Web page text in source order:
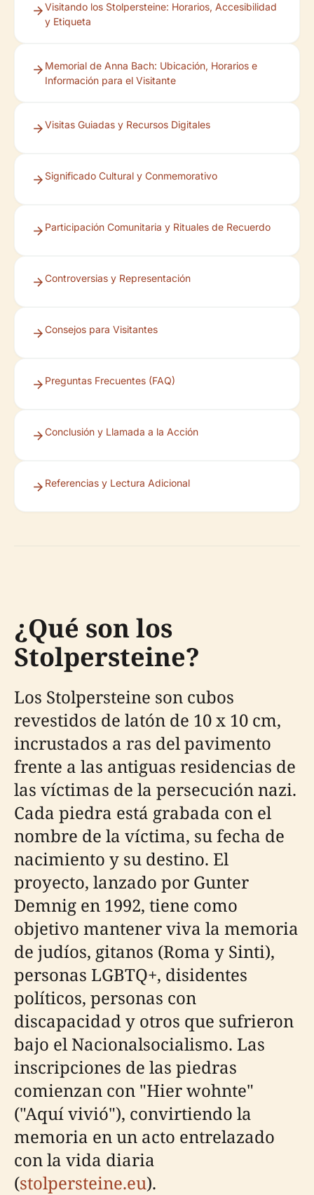
Visitando los Stolpersteine: Horarios, Accesibilidad
y Etiqueta
Memorial de Anna Bach: Ubicación, Horarios e
Información para el Visitante
Visitas Guiadas y Recursos Digitales
Significado Cultural y Conmemorativo
Participación Comunitaria y Rituales de Recuerdo
Controversias y Representación
Consejos para Visitantes
Preguntas Frecuentes (FAQ)
Conclusión y Llamada a la Acción
Referencias y Lectura Adicional
¿Qué son los
Stolpersteine?
Los Stolpersteine son cubos
revestidos de latón de 10 x 10 cm,
incrustados a ras del pavimento
frente a las antiguas residencias de
las víctimas de la persecución nazi.
Cada piedra está grabada con el
nombre de la víctima, su fecha de
nacimiento y su destino. El
proyecto, lanzado por Gunter
Demnig en 1992, tiene como
objetivo mantener viva la memoria
de judíos, gitanos (Roma y Sinti),
personas LGBTQ+, disidentes
políticos, personas con
discapacidad y otros que sufrieron
bajo el Nacionalsocialismo. Las
inscripciones de las piedras
comienzan con "Hier wohnte"
("Aquí vivió"), convirtiendo la
memoria en un acto entrelazado
con la vida diaria
(stolpersteine.eu).